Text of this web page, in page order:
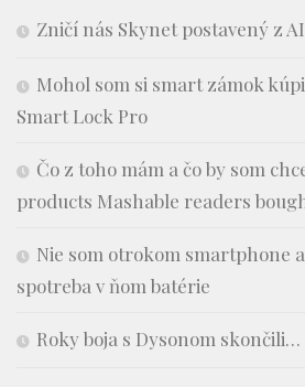
Zničí nás Skynet postavený z
Mohol som si smart zámok
Smart Lock Pro
Čo z toho mám a čo by som
products Mashable readers
Nie som otrokom smartphone
spotreba v ňom batérie
Roky boja s Dysonom skončili…